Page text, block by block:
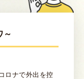
～
ロナで外出を控